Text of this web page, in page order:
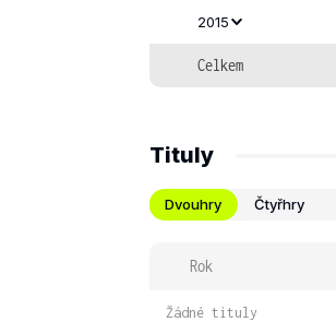
2015
Celkem
Tituly
Dvouhry Čtyřhry
Rok
Žádné tituly